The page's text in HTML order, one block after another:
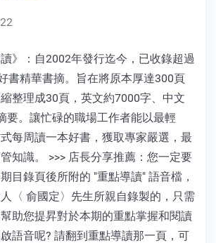
》：自2002年發行迄今，已收錄超過
書精華書摘。旨在將原本厚達300頁
整理成30頁，英文約7000字、中文
要。讓忙碌的職場工作者能以最輕
每周讀一本好書，獲取專家嚴選，最
知識。 >>> 店長分享推薦：您一定要
目錄頁後所附的 "重點導讀" 語音檔，
〈 俞國定〉先生所親自錄製的，只需
助您提昇對於本期的重點掌握和閱讀
語音呢? 請翻到重點導讀那一頁，可